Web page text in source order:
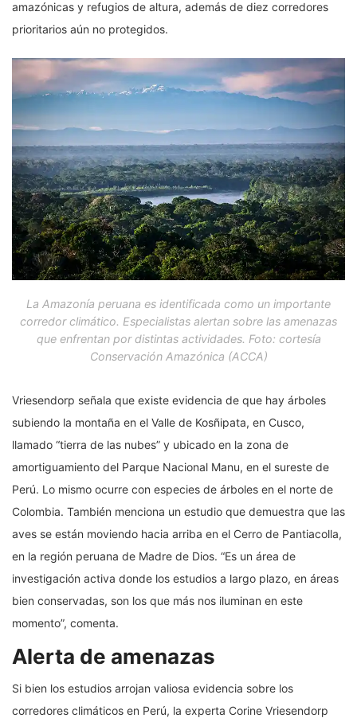
amazónicas y refugios de altura, además de diez corredores
prioritarios aún no protegidos.
La Amazonía peruana es identificada como un importante
corredor climático. Especialistas alertan sobre las amenazas
que enfrentan por distintas actividades. Foto: cortesía
Conservación Amazónica (ACCA)
Vriesendorp señala que existe evidencia de que hay árboles
subiendo la montaña en el Valle de Kosñipata, en Cusco,
llamado “tierra de las nubes” y ubicado en la zona de
amortiguamiento del Parque Nacional Manu, en el sureste de
Perú. Lo mismo ocurre con especies de árboles en el norte de
Colombia. También menciona un estudio que demuestra que las
aves se están moviendo hacia arriba en el Cerro de Pantiacolla,
en la región peruana de Madre de Dios. “Es un área de
investigación activa donde los estudios a largo plazo, en áreas
bien conservadas, son los que más nos iluminan en este
momento”, comenta.
Alerta de amenazas
Si bien los estudios arrojan valiosa evidencia sobre los
corredores climáticos en Perú, la experta Corine Vriesendorp